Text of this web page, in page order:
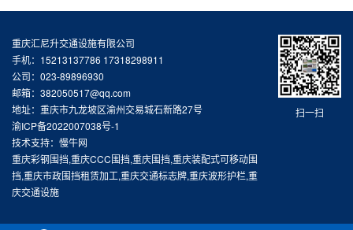
扫一扫
重庆汇尼升交通设施有限公司
手机：15213137786 17318298911
公司：023-89896930
邮箱：382050517@qq.com
地址：重庆市九龙坡区渝州交易城石新路27号
渝ICP备2022007038号-1
技术支持：慢牛网
重庆彩钢围挡,重庆CCC围挡,重庆围挡,重庆装配式可移动围
挡,重庆市政围挡租赁加工,重庆交通标志牌,重庆波形护栏,重
庆交通设施